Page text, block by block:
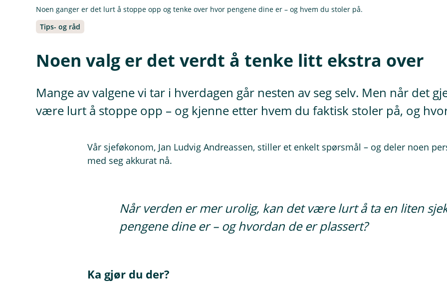
Noen ganger er det lurt å stoppe opp og tenke over hvor pengene dine er – og hvem du stoler på.
Tips- og råd
Noen valg er det verdt å tenke litt ekstra over
Mange av valgene vi tar i hverdagen går nesten av seg selv. Men når det
være lurt å stoppe opp – og kjenne etter hvem du faktisk stoler på, og
Vår sjeføkonom, Jan Ludvig Andreassen, stiller et enkelt spørsmål – og deler noen
med seg akkurat nå.
Når verden er mer urolig, kan det være lurt å ta en liten
pengene dine er – og hvordan de er plassert?
Ka gjør du der?